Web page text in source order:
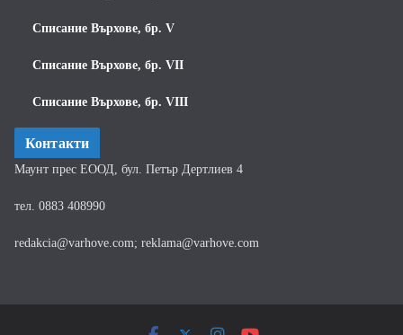
Списание Върхове, бр. V
Списание Върхове, бр. VII
Списание Върхове, бр. VIII
Контакти
Маунт прес ЕООД, бул. Петър Дертлиев 4
тел. 0883 408990
redakcia@varhove.com; reklama@varhove.com